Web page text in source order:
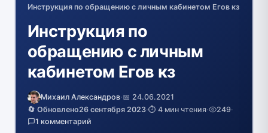
Инструкция по обращению с личным кабинетом Егов кз
Инструкция по
обращению с личным
кабинетом Егов кз
Михаил Александров·📅 24.06.2021
🔄 Обновлено26 сентября 2023·⏱️ 4 мин чтения· 249·
1 комментарий